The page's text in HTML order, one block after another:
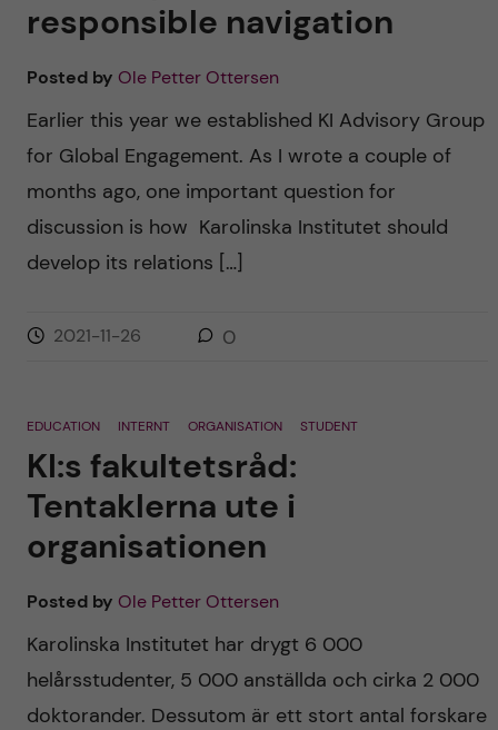
responsible navigation
Posted by Ole Petter Ottersen
Earlier this year we established KI Advisory Group
for Global Engagement. As I wrote a couple of
months ago, one important question for
discussion is how Karolinska Institutet should
develop its relations […]
2021-11-26 0
EDUCATION INTERNT ORGANISATION STUDENT
KI:s fakultetsråd:
Tentaklerna ute i
organisationen
Posted by Ole Petter Ottersen
Karolinska Institutet har drygt 6 000
helårsstudenter, 5 000 anställda och cirka 2 000
doktorander. Dessutom är ett stort antal forskare